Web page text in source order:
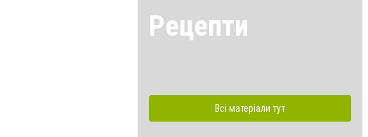
Рецепти
Всі матеріали тут